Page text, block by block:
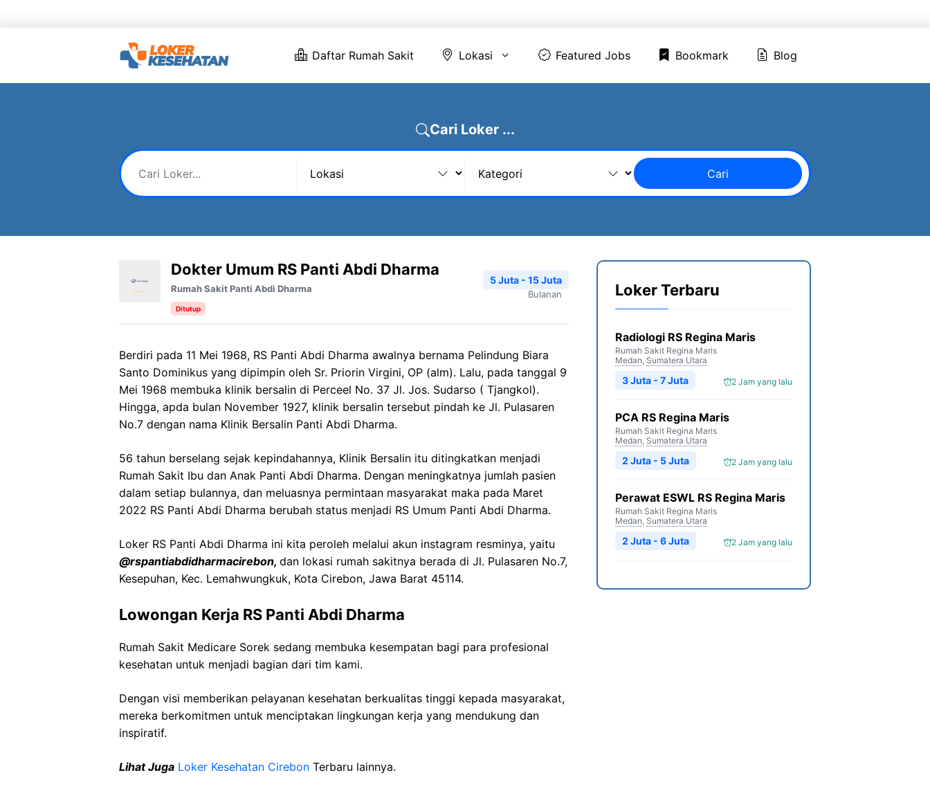
Daftar Rumah Sakit Lokasi Featured Jobs Bookmark Blog
Cari Loker ...
Cari
Dokter Umum RS Panti Abdi Dharma
Rumah Sakit Panti Abdi Dharma
Ditutup
5 Juta - 15 Juta
Bulanan
Berdiri pada 11 Mei 1968, RS Panti Abdi Dharma awalnya bernama Pelindung Biara
Santo Dominikus yang dipimpin oleh Sr. Priorin Virgini, OP (alm). Lalu, pada tanggal 9
Mei 1968 membuka klinik bersalin di Perceel No. 37 Jl. Jos. Sudarso ( Tjangkol).
Hingga, apda bulan November 1927, klinik bersalin tersebut pindah ke Jl. Pulasaren
No.7 dengan nama Klinik Bersalin Panti Abdi Dharma.
56 tahun berselang sejak kepindahannya, Klinik Bersalin itu ditingkatkan menjadi
Rumah Sakit Ibu dan Anak Panti Abdi Dharma. Dengan meningkatnya jumlah pasien
dalam setiap bulannya, dan meluasnya permintaan masyarakat maka pada Maret
2022 RS Panti Abdi Dharma berubah status menjadi RS Umum Panti Abdi Dharma.
Loker RS Panti Abdi Dharma ini kita peroleh melalui akun instagram resminya, yaitu
@rspantiabdidharmacirebon, dan lokasi rumah sakitnya berada di Jl. Pulasaren No.7,
Kesepuhan, Kec. Lemahwungkuk, Kota Cirebon, Jawa Barat 45114.
Lowongan Kerja RS Panti Abdi Dharma
Rumah Sakit Medicare Sorek sedang membuka kesempatan bagi para profesional
kesehatan untuk menjadi bagian dari tim kami.
Dengan visi memberikan pelayanan kesehatan berkualitas tinggi kepada masyarakat,
mereka berkomitmen untuk menciptakan lingkungan kerja yang mendukung dan
inspiratif.
Lihat Juga Loker Kesehatan Cirebon Terbaru lainnya.
Loker Terbaru
Radiologi RS Regina Maris
Rumah Sakit Regina Maris
Medan, Sumatera Utara
2 Jam yang lalu
3 Juta - 7 Juta
PCA RS Regina Maris
Rumah Sakit Regina Maris
Medan, Sumatera Utara
2 Jam yang lalu
2 Juta - 5 Juta
Perawat ESWL RS Regina Maris
Rumah Sakit Regina Maris
Medan, Sumatera Utara
2 Jam yang lalu
2 Juta - 6 Juta